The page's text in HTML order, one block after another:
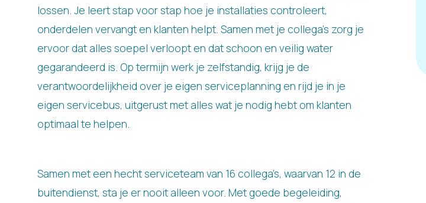
lossen. Je leert stap voor stap hoe je installaties controleert,
onderdelen vervangt en klanten helpt. Samen met je collega’s zorg je
ervoor dat alles soepel verloopt en dat schoon en veilig water
gegarandeerd is. Op termijn werk je zelfstandig, krijg je de
verantwoordelijkheid over je eigen serviceplanning en rijd je in je
eigen servicebus, uitgerust met alles wat je nodig hebt om klanten
optimaal te helpen.
Samen met een hecht serviceteam van 16 collega’s, waarvan 12 in de
buitendienst, sta je er nooit alleen voor. Met goede begeleiding,